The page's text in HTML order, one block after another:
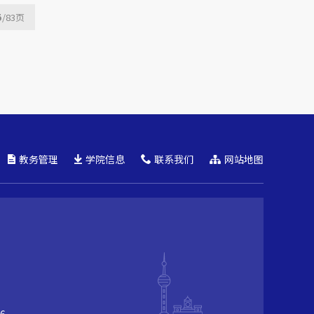
/83页
教务管理 学院信息 联系我们 网站地图